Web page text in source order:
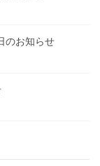
のお知らせ